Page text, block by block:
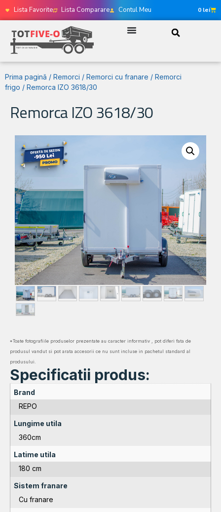
Lista Favorite Lista Comparare Contul Meu 0 lei
Prima pagină / Remorci / Remorci cu franare / Remorci
frigo / Remorca IZO 3618/30
Remorca IZO 3618/30
*Toate fotografiile produselor prezentate au caracter informativ , pot diferi fata de
produsul vandut si pot arata accesorii ce nu sunt incluse in pachetul standard al
produsului.
Specificatii produs:
Brand
REPO
Lungime utila
360cm
Latime utila
180 cm
Sistem franare
Cu franare